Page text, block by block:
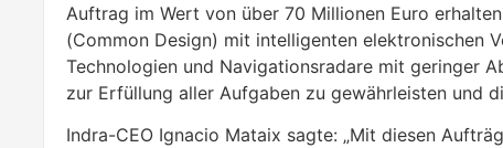
Auftrag im Wert von über 70 Millionen Euro
(Common Design) mit intelligenten elektronischen
Technologien und Navigationsradare mit geringer
zur Erfüllung aller Aufgaben zu gewährleisten und
Indra-CEO Ignacio Mataix sagte: „Mit diesen